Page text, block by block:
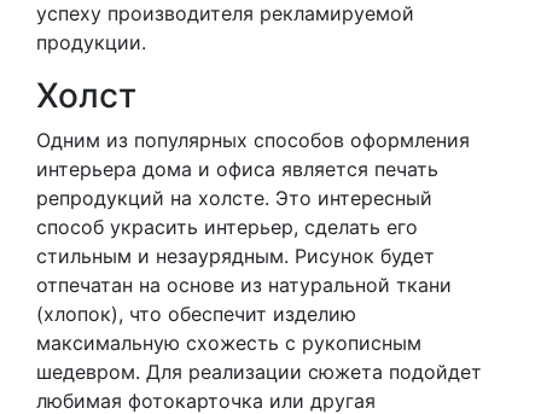
успеху производителя рекламируемой
продукции.
Холст
Одним из популярных способов оформления
интерьера дома и офиса является печать
репродукций на холсте. Это интересный
способ украсить интерьер, сделать его
стильным и незаурядным. Рисунок будет
отпечатан на основе из натуральной ткани
(хлопок), что обеспечит изделию
максимальную схожесть с рукописным
шедевром. Для реализации сюжета подойдет
любимая фотокарточка или другая